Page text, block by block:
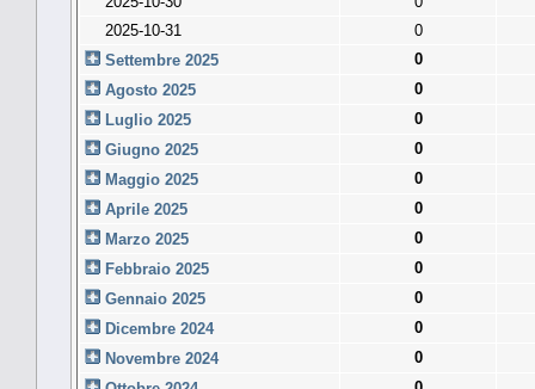
2025-10-31
0
Settembre 2025
0
Agosto 2025
0
Luglio 2025
0
Giugno 2025
0
Maggio 2025
0
Aprile 2025
0
Marzo 2025
0
Febbraio 2025
0
Gennaio 2025
0
Dicembre 2024
0
Novembre 2024
0